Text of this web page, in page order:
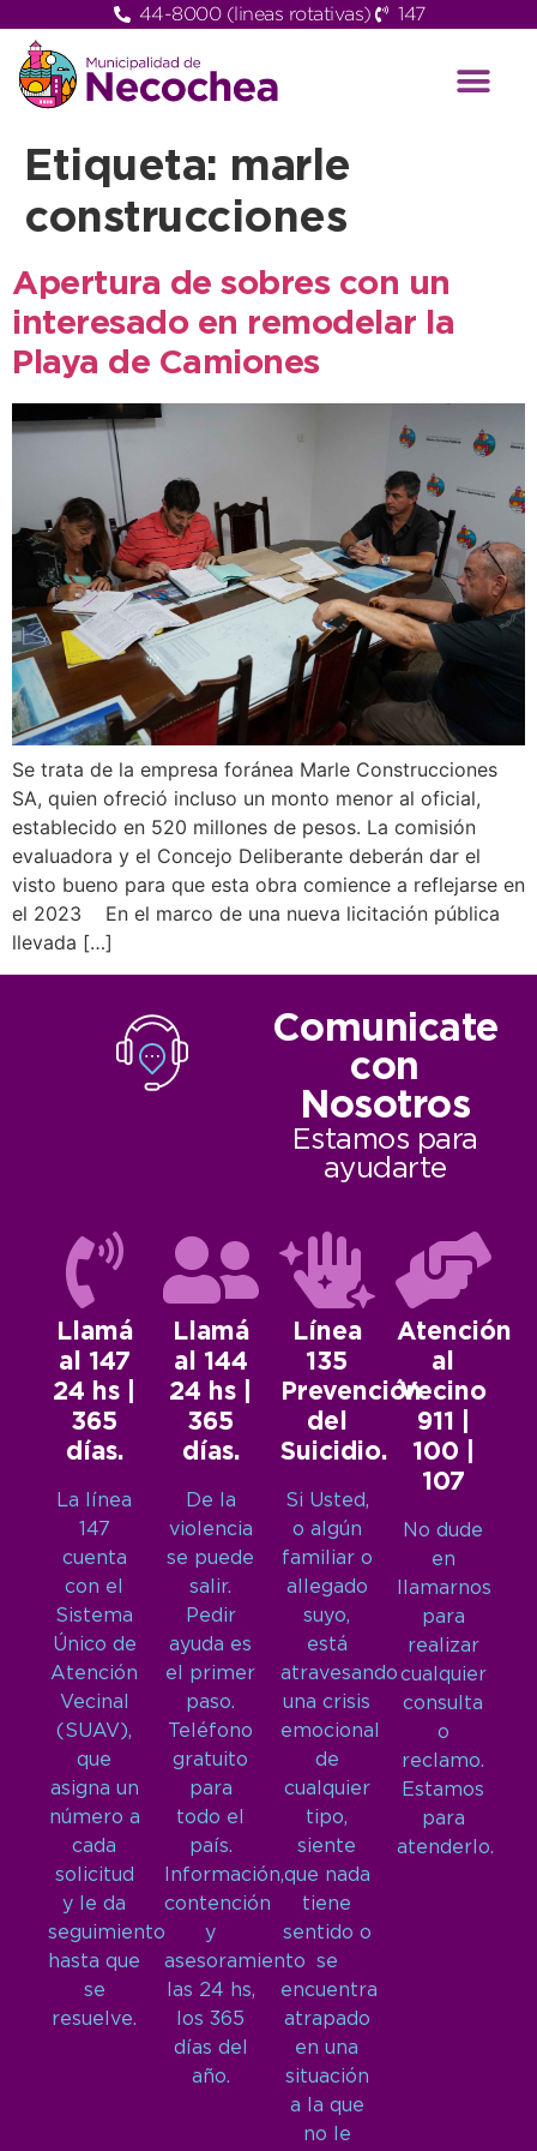
44-8000 (lineas rotativas) 147
Etiqueta: marle
construcciones
Apertura de sobres con un
interesado en remodelar la
Playa de Camiones
Se trata de la empresa foránea Marle Construcciones
SA, quien ofreció incluso un monto menor al oficial,
establecido en 520 millones de pesos. La comisión
evaluadora y el Concejo Deliberante deberán dar el
visto bueno para que esta obra comience a reflejarse en
el 2023 En el marco de una nueva licitación pública
llevada […]
Comunicate
con
Nosotros
Estamos para
ayudarte
Llamá
al 147
24 hs |
365
días.
La línea
147
cuenta
con el
Sistema
Único de
Atención
Vecinal
(SUAV),
que
asigna un
número a
cada
solicitud
y le da
seguimiento
hasta que
se
resuelve.
Llamá
al 144
24 hs |
365
días.
De la
violencia
se puede
salir.
Pedir
ayuda es
el primer
paso.
Teléfono
gratuito
para
todo el
país.
Información,
contención
y
asesoramiento
las 24 hs,
los 365
días del
año.
Línea
135
Prevención
del
Suicidio.
Si Usted,
o algún
familiar o
allegado
suyo,
está
atravesando
una crisis
emocional
de
cualquier
tipo,
siente
que nada
tiene
sentido o
se
encuentra
atrapado
en una
situación
a la que
no le
Atención
al
Vecino
911 |
100 |
107
No dude
en
llamarnos
para
realizar
cualquier
consulta
o
reclamo.
Estamos
para
atenderlo.